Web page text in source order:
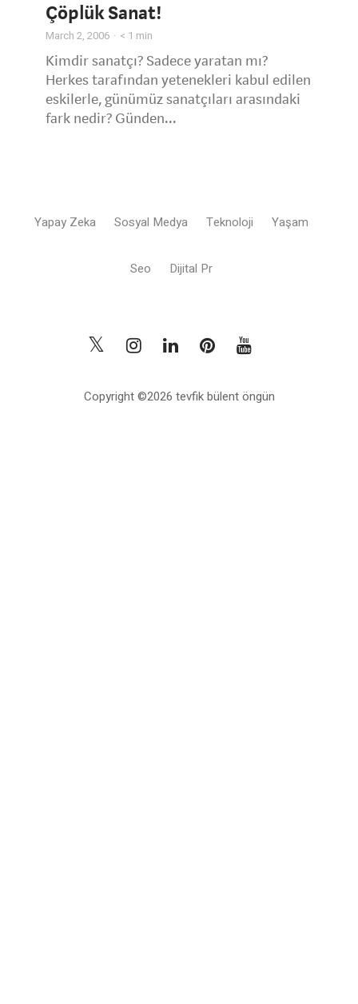
Çöplük Sanat!
March 2, 2006 < 1 min
Kimdir sanatçı? Sadece yaratan mı?
Herkes tarafından yetenekleri kabul edilen
eskilerle, günümüz sanatçıları arasındaki
fark nedir? Günden...
Yapay Zeka Sosyal Medya Teknoloji Yaşam
Seo Dijital Pr
Copyright ©2026 tevfik bülent öngün